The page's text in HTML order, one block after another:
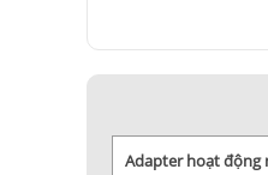
:
Tóm lại, Adapter là
bạn có bất kì thắc
Adapter hoạt động